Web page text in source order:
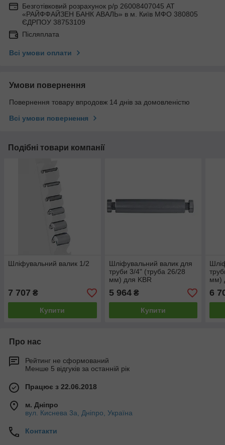
Безготівковий розрахунок р/р 26008407045 АТ
«РАЙФФАЙЗЕН БАНК АВАЛЬ» в м. Київ МФО 380805
ЄДРПОУ 38753109
Післяплата
Всі умови оплати
Умови повернення
Повернення товару впродовж 14 днів за домовленістю
Всі умови повернення
Подібні товари компанії
Шліфувальний валик 1/2
7 707 ₴
Купити
Шліфувальний валик для
труби 3/4" (труба 26/28
мм) для KBR
5 964₴
Купити
мм)
6
Про нас
Рейтинг не сформований
Менше 5 відгуків за останній рік
Працює з 22.06.2018
м. Дніпро
вул. Киснева 3а, Дніпро, Україна
Контакти